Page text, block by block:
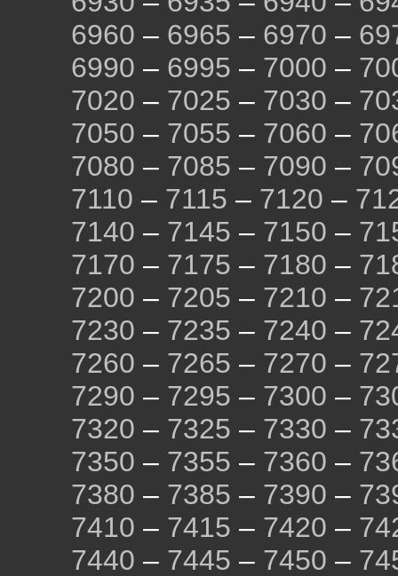
6960 – 6965 – 6970 –
6990 – 6995 – 7000 –
7020 – 7025 – 7030 –
7050 – 7055 – 7060 –
7080 – 7085 – 7090 –
7110 – 7115 – 7120 –
7140 – 7145 – 7150 –
7170 – 7175 – 7180 –
7200 – 7205 – 7210 –
7230 – 7235 – 7240 –
7260 – 7265 – 7270 –
7290 – 7295 – 7300 –
7320 – 7325 – 7330 –
7350 – 7355 – 7360 –
7380 – 7385 – 7390 –
7410 – 7415 – 7420 –
7440 – 7445 – 7450 –